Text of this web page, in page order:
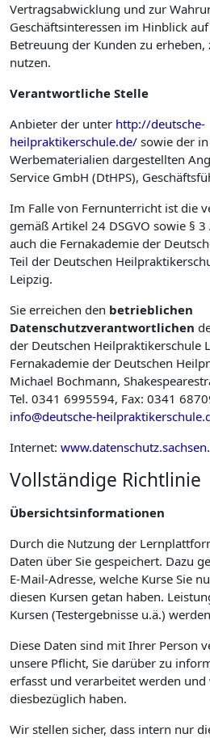
Vertragsabwicklung und zur
Geschäftsinteressen im Hinblick
Betreuung der Kunden zu
nutzen.
Verantwortliche Stelle
Anbieter der unter http://deutsche-
heilpraktikerschule.de/ sowie der
Werbematerialien dargestellten
Service GmbH (DtHPS),
Im Falle von Fernunterricht ist die
gemäß Artikel 24 DSGVO sowie § 3
auch die Fernakademie der
Teil der Deutschen
Leipzig.
Sie erreichen den betrieblichen
Datenschutzverantwortlichen
der Deutschen Heilpraktikerschule
Fernakademie der Deutschen
Michael Bochmann,
Tel. 0341 6995594, Fax: 0341
info@deutsche-
Internet:
Vollständige Richtlinie
Übersichtsinformationen
Durch die Nutzung der
Daten über Sie gespeichert. Dazu
E-Mail-Adresse, welche Kurse Sie
diesen Kursen getan haben.
Kursen (Testergebnisse u.ä.)
Diese Daten sind mit Ihrer Person
unsere Pflicht, Sie darüber zu
erfasst und verarbeitet werden und
diesbezüglich haben.
Wir stellen sicher, dass intern nur